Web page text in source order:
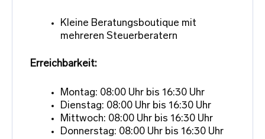
Kleine Beratungsboutique mit
mehreren Steuerberatern
Erreichbarkeit:
Montag: 08:00 Uhr bis 16:30 Uhr
Dienstag: 08:00 Uhr bis 16:30 Uhr
Mittwoch: 08:00 Uhr bis 16:30 Uhr
Donnerstag: 08:00 Uhr bis 16:30 Uhr